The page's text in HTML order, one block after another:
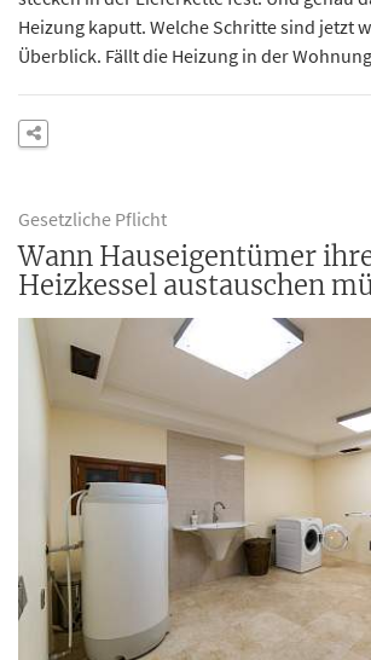
Heizung kaputt. Welche Schritte sind jetzt
Überblick. Fällt die Heizung in der
Gesetzliche Pflicht
Wann Hauseigentümer
Heizkessel austauschen